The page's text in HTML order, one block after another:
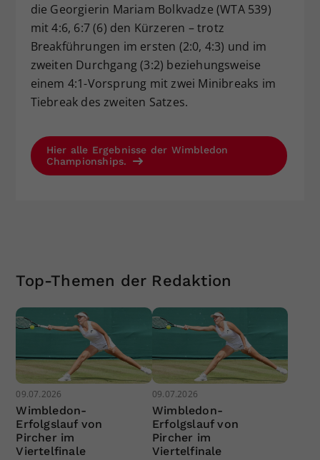
die Georgierin Mariam Bolkvadze (WTA 539)
mit 4:6, 6:7 (6) den Kürzeren – trotz
Breakführungen im ersten (2:0, 4:3) und im
zweiten Durchgang (3:2) beziehungsweise
einem 4:1-Vorsprung mit zwei Minibreaks im
Tiebreak des zweiten Satzes.
Hier alle Ergebnisse der Wimbledon
Championships.
Top-Themen der Redaktion
09.07.2026
Wimbledon-
Erfolgslauf von
Pircher im
Viertelfinale
09.07.2026
Wimbledon-
Erfolgslauf von
Pircher im
Viertelfinale